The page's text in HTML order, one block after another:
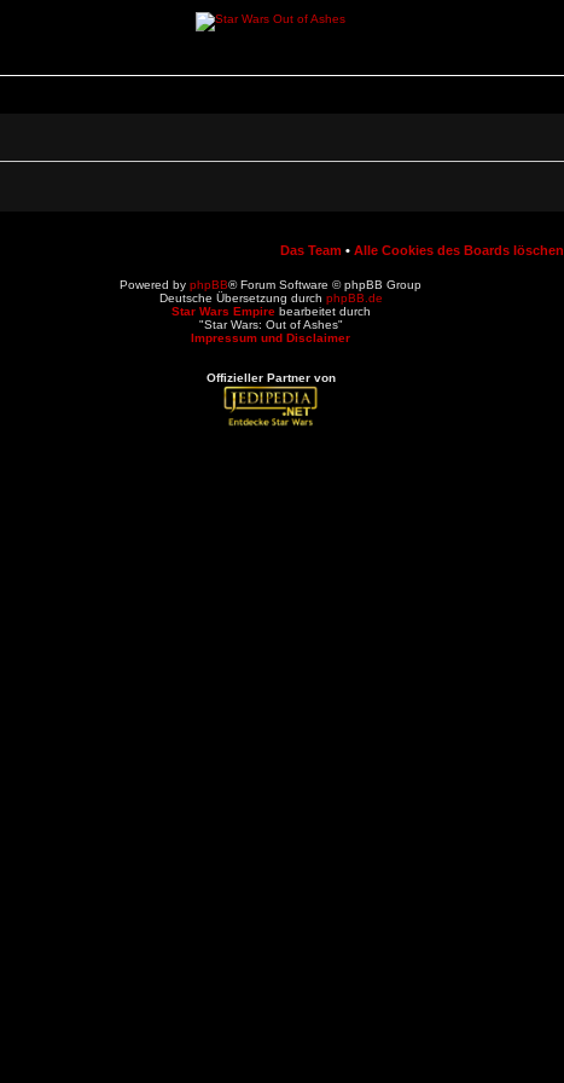
Das Team • Alle Cookies des Boards löschen
Powered by phpBB® Forum Software © phpBB Group
Deutsche Übersetzung durch phpBB.de
Star Wars Empirebearbeitet durch
"Star Wars: Out of Ashes"
Impressum und Disclaimer
Offizieller Partner von